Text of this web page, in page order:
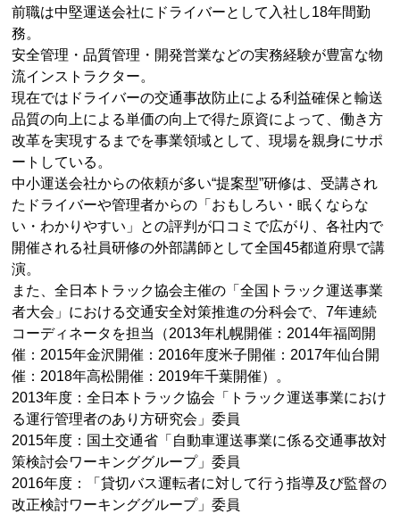
前職は中堅運送会社にドライバーとして入社し18年間勤
務。
安全管理・品質管理・開発営業などの実務経験が豊富な物
流インストラクター。
現在ではドライバーの交通事故防止による利益確保と輸送
品質の向上による単価の向上で得た原資によって、働き方
改革を実現するまでを事業領域として、現場を親身にサポ
ートしている。
中小運送会社からの依頼が多い“提案型”研修は、受講され
たドライバーや管理者からの「おもしろい・眠くならな
い・わかりやすい」との評判が口コミで広がり、各社内で
開催される社員研修の外部講師として全国45都道府県で講
演。
また、全日本トラック協会主催の「全国トラック運送事業
者大会」における交通安全対策推進の分科会で、7年連続
コーディネータを担当（2013年札幌開催：2014年福岡開
催：2015年金沢開催：2016年度米子開催：2017年仙台開
催：2018年高松開催：2019年千葉開催）。
2013年度：全日本トラック協会「トラック運送事業におけ
る運行管理者のあり方研究会」委員
2015年度：国土交通省「自動車運送事業に係る交通事故対
策検討会ワーキンググループ」委員
2016年度：「貸切バス運転者に対して行う指導及び監督の
改正検討ワーキンググループ」委員